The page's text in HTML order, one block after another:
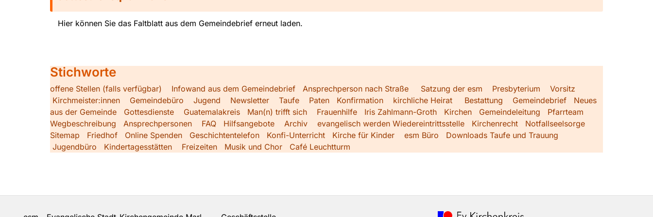
Hier können Sie das Faltblatt aus dem Gemeindebrief erneut laden.
Stichworte
offene Stellen (falls verfügbar) Infowand aus dem Gemeindebrief Ansprechperson nach Straße Satzung der esm Presbyterium
Vorsitz
Kirchmeister:innen
Gemeindebüro Jugend Newsletter Taufe Paten Konfirmation kirchliche Heirat Bestattung Gemeindebrief
Neues
aus der Gemeinde
Gottesdienste Guatemalakreis Man(n) trifft sich Frauenhilfe Iris Zahlmann-Groth Kirchen Gemeindeleitung
Pfarrteam
Wegbeschreibung
Ansprechpersonen FAQ Hilfsangebote Archiv evangelisch werden Wiedereintrittsstelle Kirchenrecht
Notfallseelsorge
Sitemap
Friedhof Online Spenden Geschichtentelefon Konfi-Unterricht Kirche für Kinder esm Büro
Downloads Taufe und Trauung
Jugendbüro
Kindertagesstätten Freizeiten Musik und Chor Café Leuchtturm